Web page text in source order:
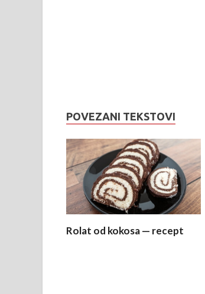
POVEZANI TEKSTOVI
Rolat od kokosa — recept